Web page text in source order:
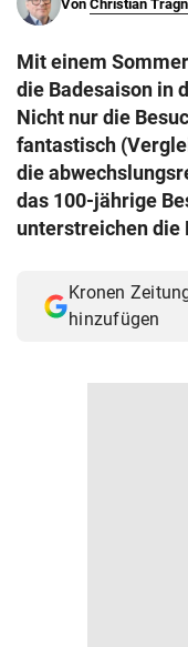
search
eingeben
© Krone Multimedia
Muthgasse 2, 1190
Von Christian
Mit einem
die Badesaison in
Nicht nur die
fantastisch
die
das 100-jährige
unterstreichen die
Kronen
hinzufügen